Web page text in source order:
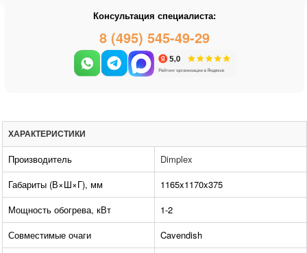
Консультация специалиста:
8 (495) 545-49-29
ХАРАКТЕРИСТИКИ
Производитель
Dimplex
Габариты (В×Ш×Г), мм
1165x1170x375
Мощность обогрева, кВт
1-2
Совместимые очаги
Cavendish